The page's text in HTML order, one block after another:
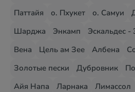
Паттайя
о. Пхукет о. Самуи
Шарджа
Энкамп Эскальдес -
Вена
Цель ам Зее Албена
Золотые пески
Дубровник
Айя Напа
Ларнака Лимассол